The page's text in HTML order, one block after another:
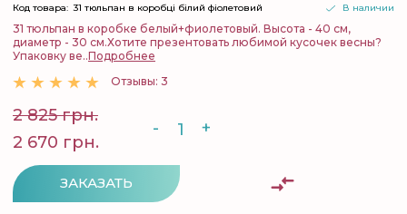
В наличии
Код товара: 31 тюльпан в коробці білий фіолетовий
31 тюльпан в коробке белый+фиолетовый. Высота - 40 см,
диаметр - 30 см.Хотите презентовать любимой кусочек весны?
Упаковку ве..Подробнее
Отзывы: 3
2 825 грн.
2 670 грн.
- +
ЗАКАЗАТЬ